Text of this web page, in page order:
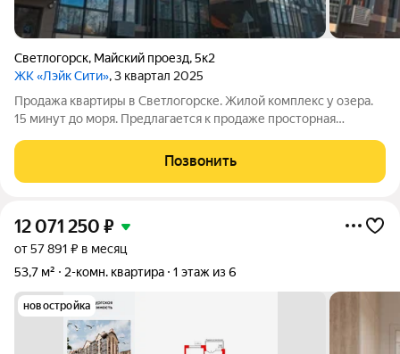
Светлогорск, Майский проезд,5к2
ЖК «Лэйк Сити», 3 квартал 2025
Продажа квартиры в Светлогорске. Жилой комплекс у озера.
15 минут до моря. Предлагается к продаже просторная
в эксплуатацию доме в городе Светлогорск. Главное
Позвонить
12 071 250 ₽
от 57 891 ₽ в месяц
53,7 м²
2-комн. квартира 1 этаж из 6
новостройка